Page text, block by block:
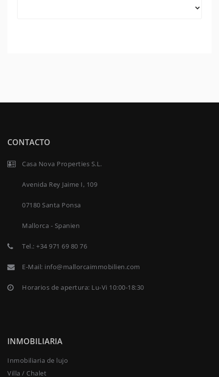
CONTACTO
Casa Nova Properties S.L.
Avenida Rey Jaime I, 109
07180 Santa Ponsa
Mallorca - Spanien
Tel.: +34 971 69 80 76
E-Mail: info@mallorcaimmobilien.com
Horarios de apertura: Lu-Vi 10:00-18:30
INMOBILIARIA
Inmobiliaria de lujo
Villa / Chalet